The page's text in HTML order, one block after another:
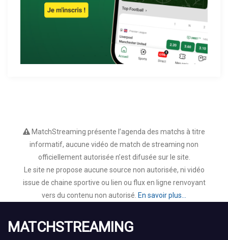
MatchStreaming présente l’agenda des matchs à titre
informatif, aucune vidéo de match de streaming non
officiellement autorisée n’est difusée sur le site.
Le site ne propose aucune source non autorisée, ni vidéo
issue de chaine sportive ou lien ou flux en ligne renvoyant
vers du contenu non autorisé. En savoir plus...
MATCHSTREAMING